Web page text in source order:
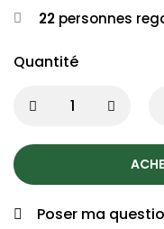
22 personnes
Quantité
Poser ma